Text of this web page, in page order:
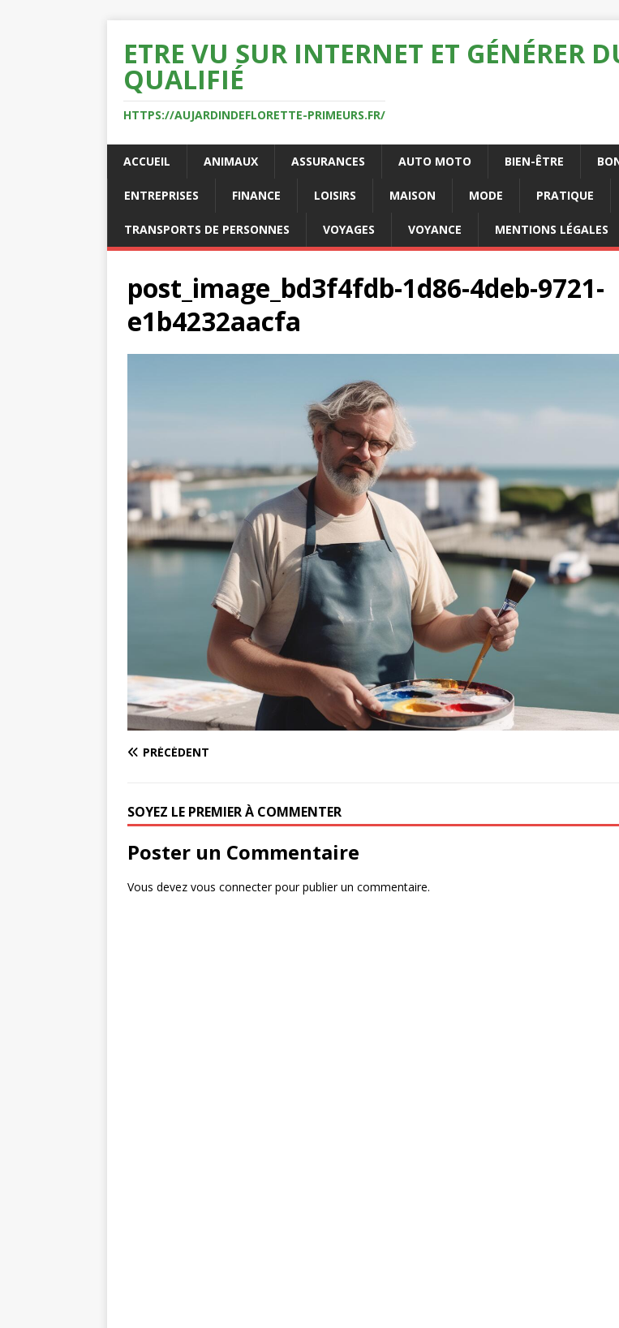
ETRE VU SUR INTERNET ET GÉNÉRER
QUALIFIÉ
HTTPS://AUJARDINDEFLORETTE-PRIMEURS.FR/
ACCUEIL ANIMAUX ASSURANCES AUTO MOTO BIEN-ÊTRE
ENTREPRISES FINANCE LOISIRS MAISON MODE PRATIQUE
TRANSPORTS DE PERSONNES VOYAGES VOYANCE MENTIONS LÉGALES
post_image_bd3f4fdb-1d86-4deb-9721-
e1b4232aacfa
PRÉCÉDENT
SOYEZ LE PREMIER À COMMENTER
Poster un Commentaire
Vous devez vous connecterpour publier un commentaire.